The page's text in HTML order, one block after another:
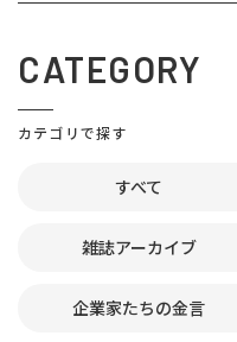
CATEGORY
カテゴリで探す
すべて
雑誌アーカイブ
企業家たちの金言